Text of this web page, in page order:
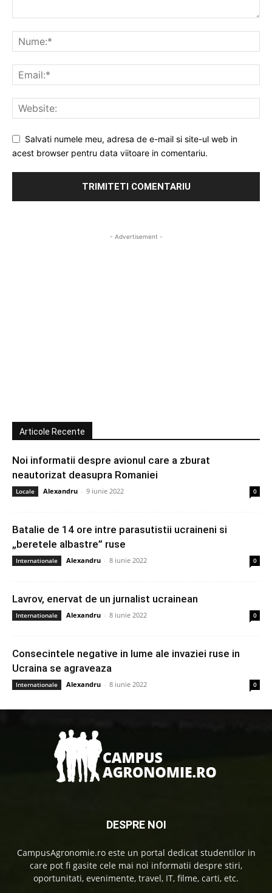
Salvati numele meu, adresa de e-mail si site-ul web in
acest browser pentru data viitoare in comentariu.
- Advertisement -
Articole Recente
Noi informatii despre avionul care a zburat
neautorizat deasupra Romaniei
Locale Alexandru - 9 iunie 2022 0
Batalie de 14 ore intre parasutistii ucraineni si
„beretele albastre” ruse
Internationale Alexandru - 8 iunie 2022 0
Lavrov, enervat de un jurnalist ucrainean
Internationale Alexandru - 8 iunie 2022 0
Consecintele negative in lume ale invaziei ruse in
Ucraina se agraveaza
Internationale Alexandru - 8 iunie 2022 0
DESPRE NOI
CampusAgronomie.ro este un portal dedicat studentilor in
care pot fi gasite cele mai noi informatii despre stiri,
oportunitati, evenimente, travel, IT, filme, carti, etc.